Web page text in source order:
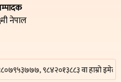
नेपाल
९८४२०१३८८३ वा हाम्रो इमेल